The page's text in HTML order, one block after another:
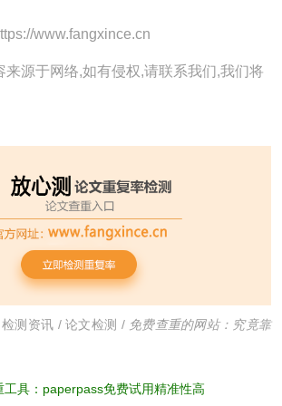
www.fangxince.cn
来源于网络,如有侵权,请联系我们,我们将
检测资讯 / 论文检测 / 免费查重的网站：究竟靠
工具：paperpass免费试用精准性高